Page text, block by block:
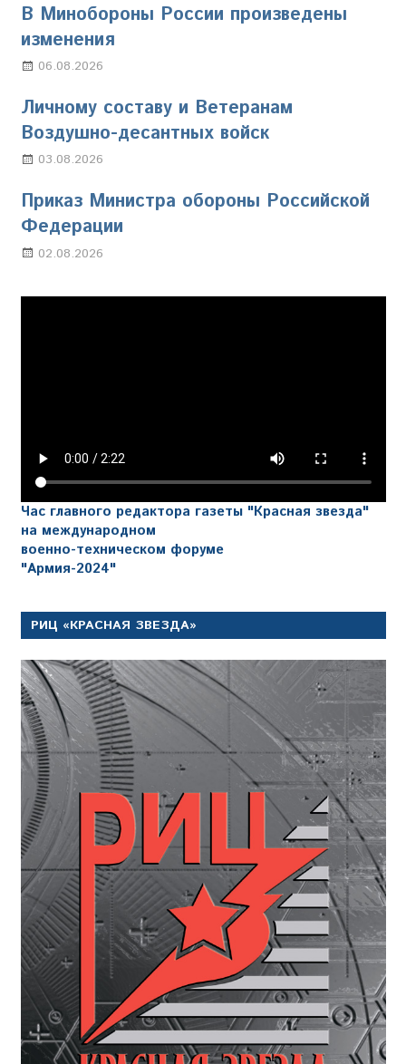
В Минобороны России произведены
изменения
06.08.2026
Личному составу и Ветеранам
Воздушно-десантных войск
03.08.2026
Приказ Министра обороны Российской
Федерации
02.08.2026
Час главного редактора газеты "Красная звезда"
на международном
военно-техническом форуме
"Армия-2024"
РИЦ «КРАСНАЯ ЗВЕЗДА»